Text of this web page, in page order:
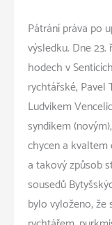
Pátrání práva po
výsledku. Dne 23.
hodech v
rychtářské,
Ludvikem
syndikem
chycen a kvaltem
a takový způsob
sousedů
bylo vyloženo, že